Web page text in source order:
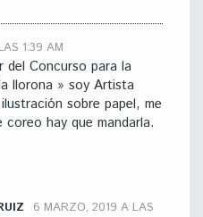
1:39 AM
del Concurso para la
llorona » soy Artista
sobre papel, me
hay que mandarla.
6 MARZO, 2019 A LAS